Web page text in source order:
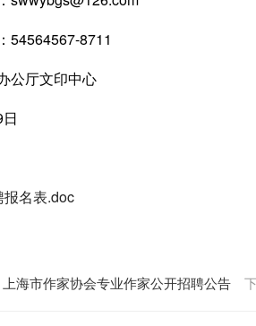
8711
公厅文印中心
名表.doc
海市作家协会专业作家公开招聘公告